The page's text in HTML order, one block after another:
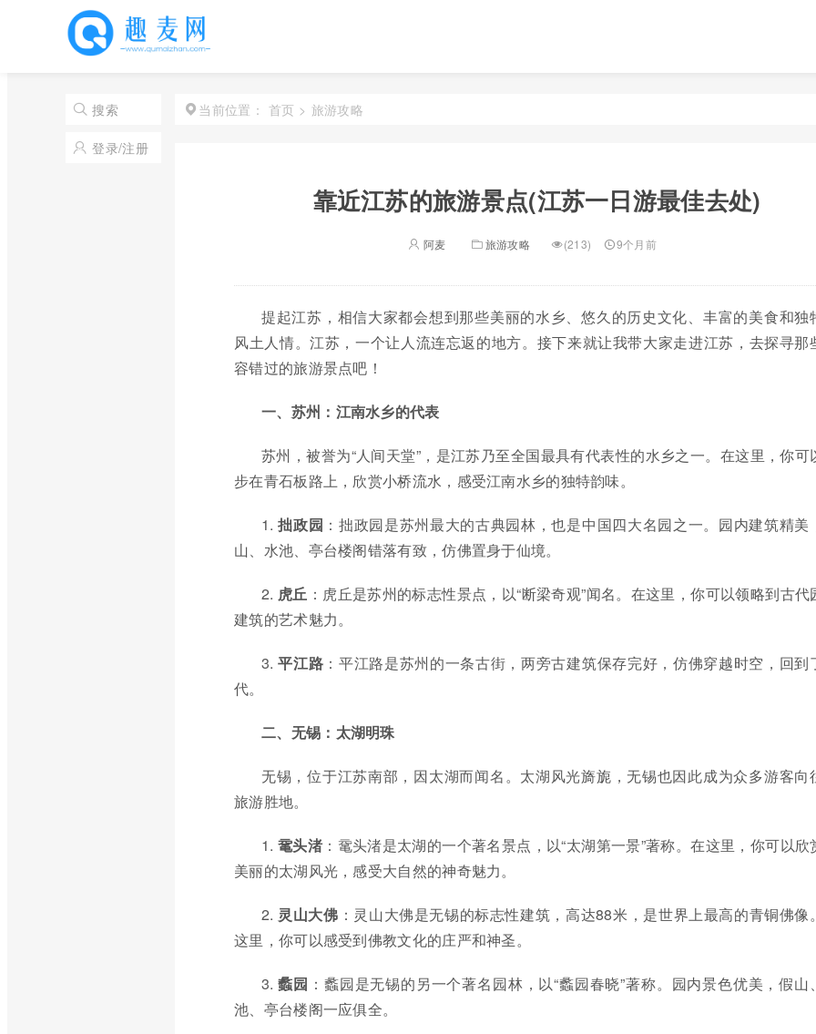
搜索
登录/注册
当前位置： 首页 > 旅游攻略
靠近江苏的旅游景点(江苏一日游最佳去处)
阿麦 旅游攻略 (213) 9个月前
提起江苏，相信大家都会想到那些美丽的水乡、悠久的历史文化、丰富的美食和独
风土人情。江苏，一个让人流连忘返的地方。接下来就让我带大家走进江苏，去探寻那
容错过的旅游景点吧！
一、苏州：江南水乡的代表
苏州，被誉为“人间天堂”，是江苏乃至全国最具有代表性的水乡之一。在这里，你可
步在青石板路上，欣赏小桥流水，感受江南水乡的独特韵味。
1.拙政园 ：拙政园是苏州最大的古典园林，也是中国四大名园之一。园内建筑精美
山、水池、亭台楼阁错落有致，仿佛置身于仙境。
2. 虎丘 ：虎丘是苏州的标志性景点，以“断梁奇观”闻名。在这里，你可以领略到古代
建筑的艺术魅力。
3.平江路 ：平江路是苏州的一条古街，两旁古建筑保存完好，仿佛穿越时空，回到
代。
二、无锡：太湖明珠
无锡，位于江苏南部，因太湖而闻名。太湖风光旖旎，无锡也因此成为众多游客向
旅游胜地。
1. 鼋头渚 ：鼋头渚是太湖的一个著名景点，以“太湖第一景”著称。在这里，你可以欣
美丽的太湖风光，感受大自然的神奇魅力。
2. 灵山大佛 ：灵山大佛是无锡的标志性建筑，高达88米，是世界上最高的青铜佛像
这里，你可以感受到佛教文化的庄严和神圣。
3.蠡园 ：蠡园是无锡的另一个著名园林，以“蠡园春晓”著称。园内景色优美，假山
池、亭台楼阁一应俱全。